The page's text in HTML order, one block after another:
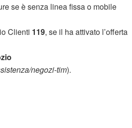
se è senza linea fissa o mobile
Clienti 119, se il ha attivato l’offerta
negozi-tim).